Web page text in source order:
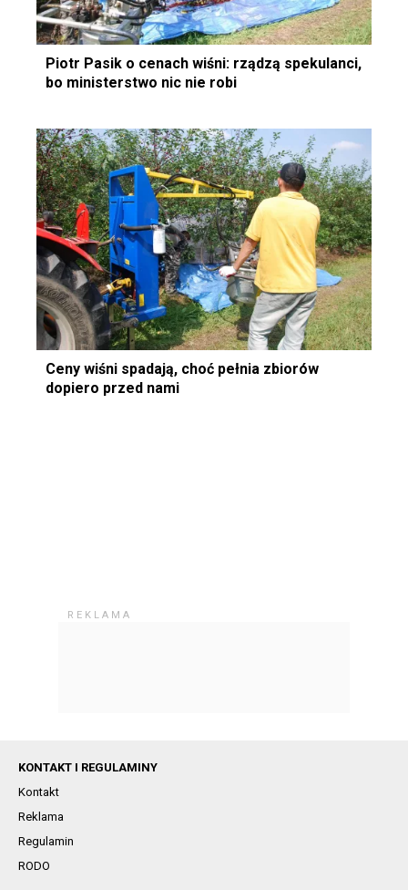
Piotr Pasik o cenach wiśni: rządzą spekulanci,
bo ministerstwo nic nie robi
Ceny wiśni spadają, choć pełnia zbiorów
dopiero przed nami
KONTAKT I REGULAMINY
Kontakt
Reklama
Regulamin
RODO